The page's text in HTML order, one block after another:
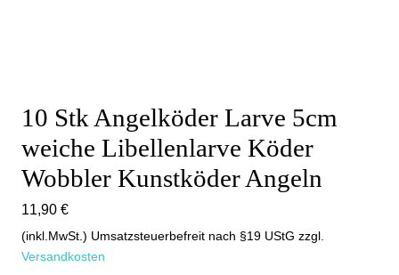
10 Stk Angelköder Larve 5cm
weiche Libellenlarve Köder
Wobbler Kunstköder Angeln
11,90 €
(inkl.MwSt.) Umsatzsteuerbefreit nach §19 UStG zzgl.
Versandkosten